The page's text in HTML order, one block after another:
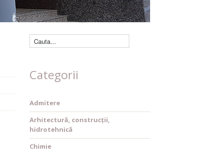
Căutare cărți
Categorii
Admitere
Arhitectură, construcții,
hidrotehnică
Chimie